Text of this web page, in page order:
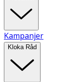
Kampanjer
Kloka Råd